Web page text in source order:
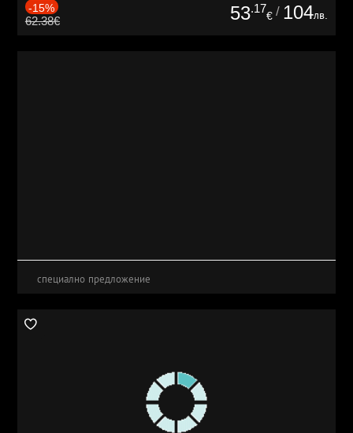
-15%
62.38€ 53.17
€ / 104лв.
специално предложение